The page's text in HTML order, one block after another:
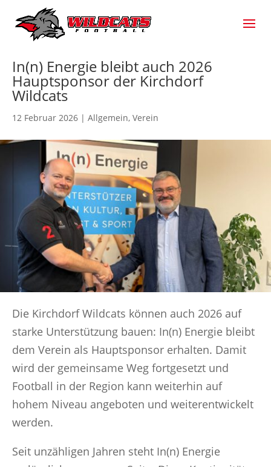
In(n) Energie bleibt auch 2026
Hauptsponsor der Kirchdorf
Wildcats
12 Februar 2026 | Allgemein, Verein
Die Kirchdorf Wildcats können auch 2026 auf
starke Unterstützung bauen: In(n) Energie bleibt
dem Verein als Hauptsponsor erhalten. Damit
wird der gemeinsame Weg fortgesetzt und
Football in der Region kann weiterhin auf
hohem Niveau angeboten und weiterentwickelt
werden.
Seit unzähligen Jahren steht In(n) Energie